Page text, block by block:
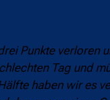
Punkte verloren
Tag und
haben wir es